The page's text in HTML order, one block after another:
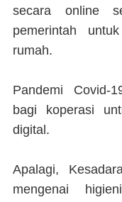
secara online
pemerintah
rumah.
Pandemi Covid-
bagi koperasi
digital.
Apalagi,
mengenai